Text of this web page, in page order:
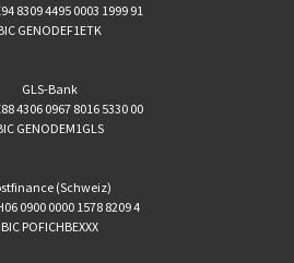
8309 4495 0003 1999 91
GENODEF1ETK
GLS-Bank
4306 0967 8016 5330 00
GENODEM1GLS
(Schweiz)
0900 0000 1578 8209 4
BIC POFICHBEXXX